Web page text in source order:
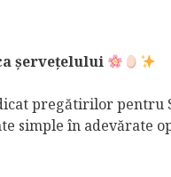
șervețelului
pregătirilor pentru
simple în adevărate